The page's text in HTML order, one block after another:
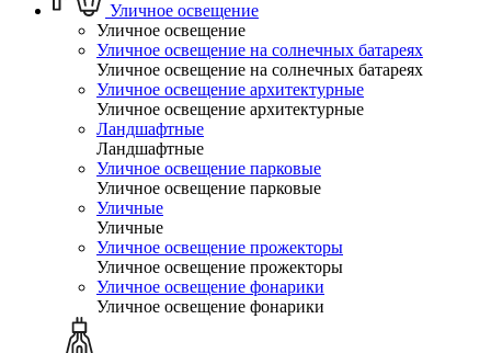
Уличное освещение
Уличное освещение
Уличное освещение на солнечных батареях
Уличное освещение на солнечных батареях
Уличное освещение архитектурные
Уличное освещение архитектурные
Ландшафтные
Ландшафтные
Уличное освещение парковые
Уличное освещение парковые
Уличные
Уличные
Уличное освещение прожекторы
Уличное освещение прожекторы
Уличное освещение фонарики
Уличное освещение фонарики